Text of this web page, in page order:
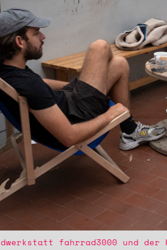
fahrrad3000 und